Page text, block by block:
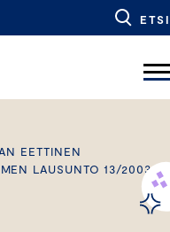
ETSI
EETTINEN
MEN LAUSUNTO 13/2003